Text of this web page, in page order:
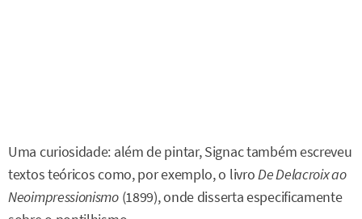
Uma curiosidade: além de pintar, Signac também escreveu
textos teóricos como, por exemplo, o livroDe Delacroix ao
Neoimpressionismo(1899), onde disserta especificamente